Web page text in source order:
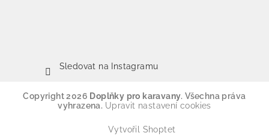
Sledovat na Instagramu
Copyright 2026 Doplňky pro karavany. Všechna práva
vyhrazena. Upravit nastavení cookies
Vytvořil Shoptet